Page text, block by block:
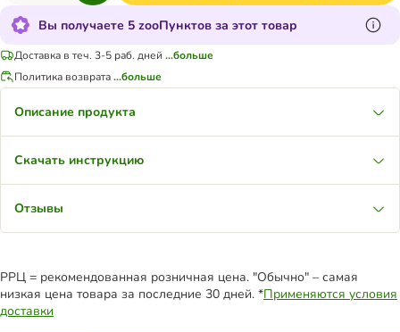
Вы получаете 5 zooПунктов за этот товар
Доставка в теч. 3-5 раб. дней ...больше
Политика возврата...больше
Описание продукта
Скачать инструкцию
Отзывы
РРЦ = рекомендованная розничная цена. "Обычно" – самая
низкая цена товара за последние 30 дней. *Применяются условия
доставки